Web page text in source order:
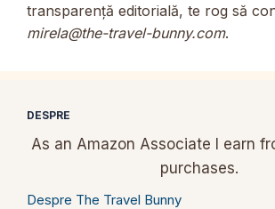
transparență editorială, te rog să
mirela@the-travel-bunny.com.
DESPRE
As an Amazon Associate I earn
purchases.
Despre The Travel Bunny